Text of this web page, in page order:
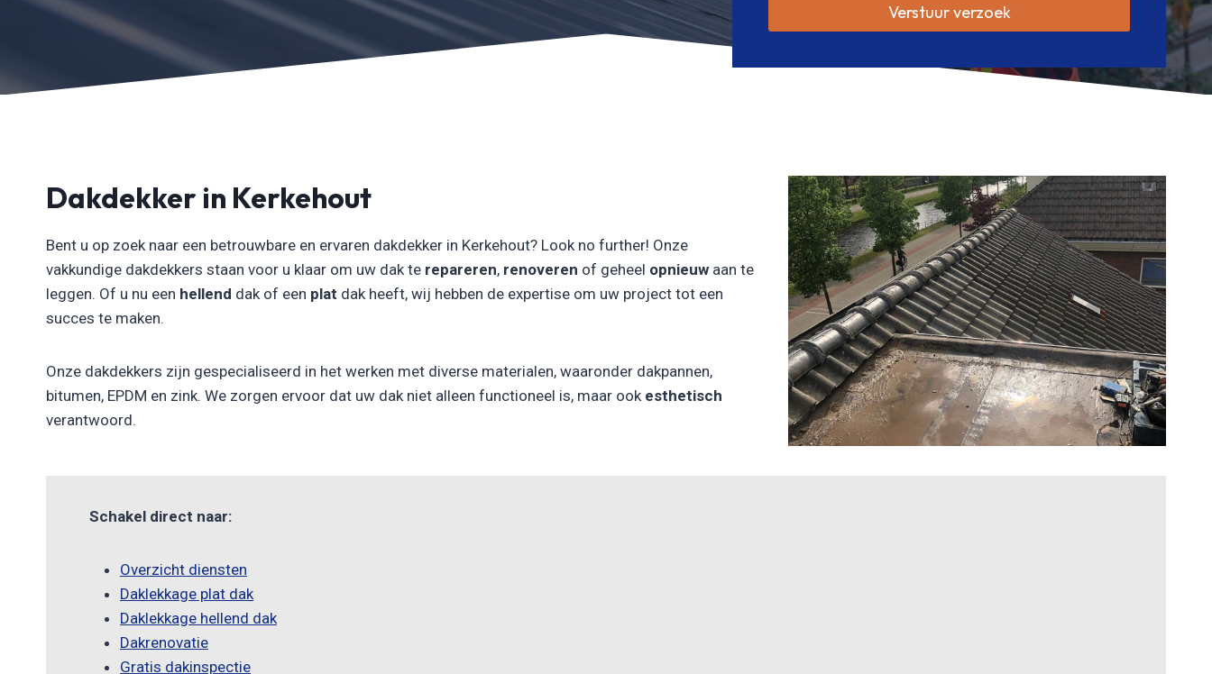
Verstuur verzoek
Dakdekker in Kerkehout
Bent u op zoek naar een betrouwbare en ervaren dakdekker in Kerkehout? Look no further! Onze
vakkundige dakdekkers staan voor u klaar om uw dak te repareren, renoveren of geheel opnieuw aan te
leggen. Of u nu een hellend dak of een plat dak heeft, wij hebben de expertise om uw project tot een
succes te maken.
Onze dakdekkers zijn gespecialiseerd in het werken met diverse materialen, waaronder dakpannen,
bitumen, EPDM en zink. We zorgen ervoor dat uw dak niet alleen functioneel is, maar ook esthetisch
verantwoord.
Schakel direct naar:
Overzicht diensten
Daklekkage plat dak
Daklekkage hellend dak
Dakrenovatie
Gratis dakinspectie